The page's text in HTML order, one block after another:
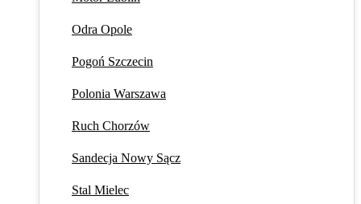
Odra Opole
Pogoń Szczecin
Polonia Warszawa
Ruch Chorzów
Sandecja Nowy Sącz
Stal Mielec